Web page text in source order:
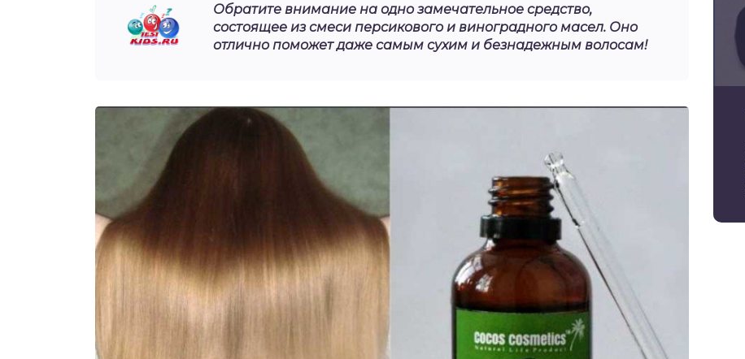
Обратите внимание на одно замечательное средство,
состоящее из смеси персикового и виноградного масел. Оно
отлично поможет даже самым сухим и безнадежным волосам!